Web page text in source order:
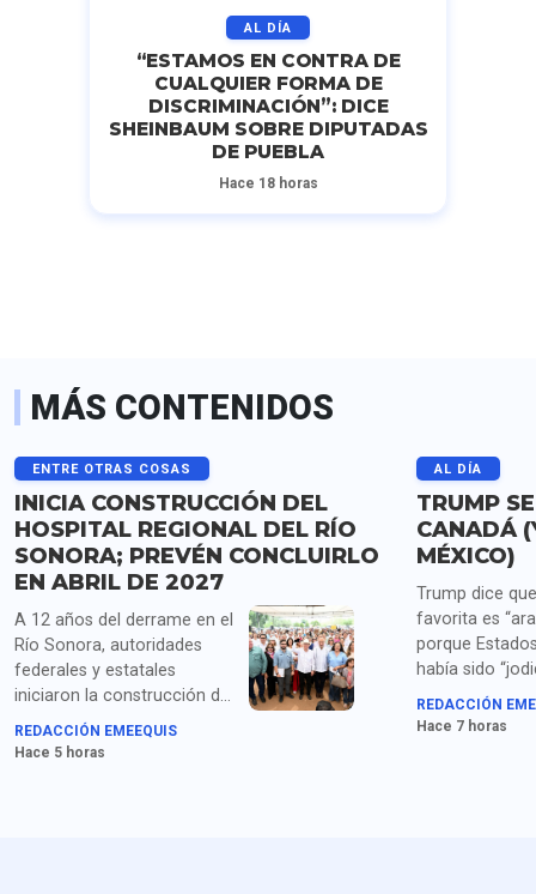
AL DÍA
“ESTAMOS EN CONTRA DE
CUALQUIER FORMA DE
DISCRIMINACIÓN”: DICE
SHEINBAUM SOBRE DIPUTADAS
DE PUEBLA
Hace 18 horas
MÁS CONTENIDOS
ENTRE OTRAS COSAS
INICIA CONSTRUCCIÓN DEL
HOSPITAL REGIONAL DEL RÍO
SONORA; PREVÉN CONCLUIRLO
EN ABRIL DE 2027
A 12 años del derrame en el
Río Sonora, autoridades
federales y estatales
iniciaron la construcción del
Hospital Regional en Ures,
con una inversión superior a
REDACCIÓN EMEEQUIS
Hace 5 horas
AL DÍA
TRUMP
CANADÁ
MÉXICO)
Trump dice
favorita es
porque
había sido
años por
Corea del Sur,
REDACCIÓN
Hace 7 horas